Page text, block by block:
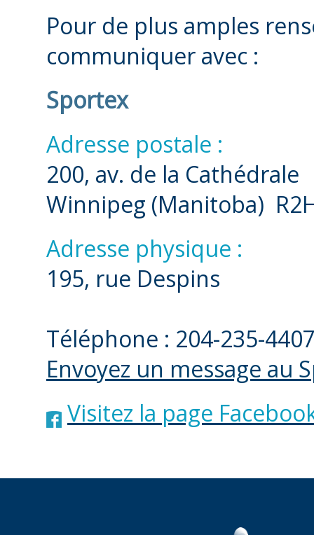
Pour de plus amples
communiquer avec :
Sportex
Adresse postale :
200, av. de la Cathédrale
Winnipeg (Manitoba)
Adresse physique :
195, rue Despins
Téléphone : 204-235-
Envoyez un message au
Visitez la page